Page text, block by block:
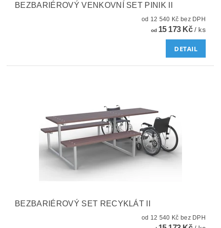
BEZBARIÉROVÝ VENKOVNÍ SET PINIK II
od 12 540 Kč bez DPH
od15 173 Kč/ ks
DETAIL
BEZBARIÉROVÝ SET RECYKLÁT II
od 12 540 Kč bez DPH